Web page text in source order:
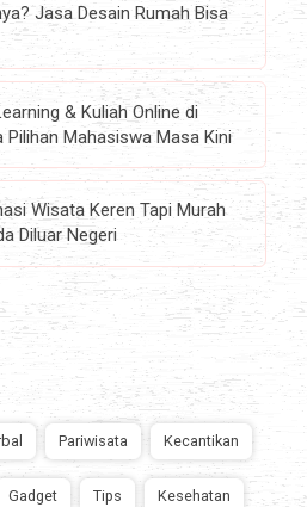
Jasa Desain Rumah Bisa
& Kuliah Online di
Pilihan Mahasiswa Masa Kini
Wisata Keren Tapi Murah
Diluar Negeri
Pariwisata Kecantikan
Gadget Tips Kesehatan